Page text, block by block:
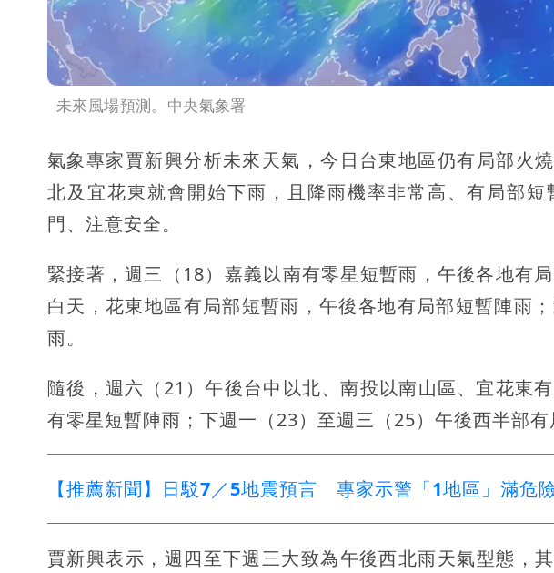
未來風場預測。中央氣象署
氣象專家賈新興分析未來天氣，今日台東地區仍有局部火
北及宜花東就會開始下雨，且降雨機率非常高、有局部
門、注意安全。
緊接著，週三（18）嘉義以南有零星短暫雨，午後各地有
白天，花東地區有局部短暫雨，午後各地有局部短暫陣雨
雨。
隨後，週六（21）午後台中以北、南投以南山區、宜花東
有零星短暫陣雨；下週一（23）至週三（25）午後西半部有
【推薦新聞】日駁7／5地震預言 專家示警「1地區」滿危
賈新興表示，週四至下週三大致為午後西北雨天氣型態，